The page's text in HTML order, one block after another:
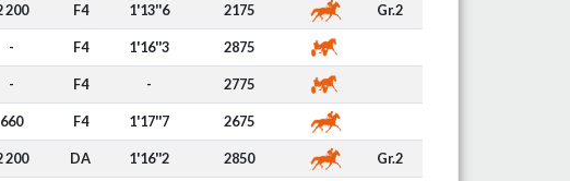
200 F4 1'13''6 2175 Gr.2
- F4 1'16''3 2875
- F4 - 2775
660 F4 1'17''7 2675
200 DA 1'16''2 2850 Gr.2